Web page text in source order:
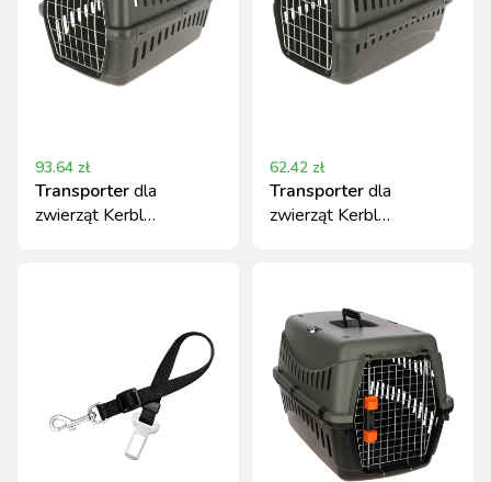
93.64 zł
Transporterdla
zwierząt Kerbl
62.42 zł
Transporterdla
zwierząt Kerbl